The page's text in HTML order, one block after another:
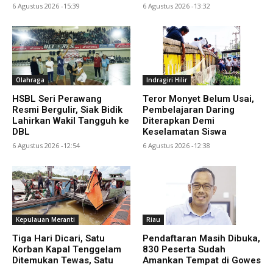
6 Agustus 2026 -15:39 6 Agustus 2026 -13:32
Olahraga
HSBL Seri Perawang
Resmi Bergulir, Siak Bidik
Lahirkan Wakil Tangguh ke
DBL
6 Agustus 2026 -12:54
Indragiri Hilir
Teror Monyet Belum Usai,
Pembelajaran Daring
Diterapkan Demi
Keselamatan Siswa
6 Agustus 2026 -12:38
Kepulauan Meranti
Tiga Hari Dicari, Satu
Korban Kapal Tenggelam
Ditemukan Tewas, Satu
Riau
Pendaftaran Masih Dibuka,
830 Peserta Sudah
Amankan Tempat di Gowes